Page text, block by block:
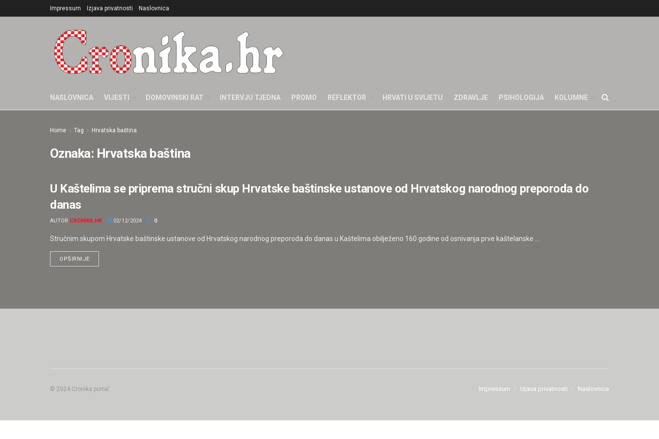
Impressum Izjava privatnosti Naslovnica
NASLOVNICA VIJESTI DOMOVINSKI RAT INTERVJU TJEDNA PROMO REFLEKTOR HRVATI U SVIJETU ZDRAVLJE PSIHOLOGIJA KOLUMNE
Home Tag Hrvatska baština
Oznaka: Hrvatska baština
ISTAKNUTO
U Kaštelima se priprema stručni skup Hrvatske baštinske ustanove od Hrvatskog narodnog preporoda do
danas
AUTOR CRONIKA.HR 02/12/2024 0
Stručnim skupom Hrvatske baštinske ustanove od Hrvatskog narodnog preporoda do danas u Kaštelima obilježeno 160 godine od osnivanja prve kaštelanske ...
OPŠIRNIJE
Impressum Izjava privatnosti Naslovnica
© 2024 Cronika portal